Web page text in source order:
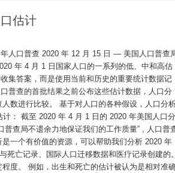
估计
人口普查 2020 年 12 月 15 日 — 美国人口普查
年 4 月 1 日国家人口的一系列的低、中和高估
集答案，而是使用当前和历史的重要统计数据记
普查的首批结果之前公布这些估计数据，人口分
数进行比较。 基于对人口的各种假设，人口分
： 截至 2020 年 4 月 1 日的 2020 年美国人口分
普查局不遗余力地保证我们的工作质量” , 人口普
一个有价值的资源，可以帮助我们分析 2020 年
死亡记录、国际人口迁移数据和医疗记录创建的。
度。 例如，出生和死亡的估计被认为是相对准